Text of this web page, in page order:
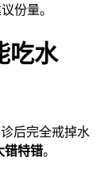
份量。
吃水
后完全戒掉水
错特错。